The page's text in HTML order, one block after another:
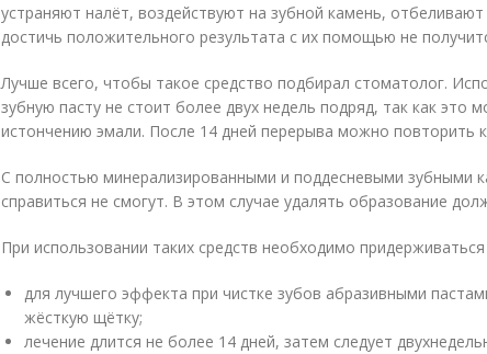
устраняют налёт, воздействуют на зубной камень,
достичь положительного результата с их помощью не
Лучше всего, чтобы такое средство подбирал стоматолог.
зубную пасту не стоит более двух недель подряд, так как это
истончению эмали. После 14 дней перерыва можно повторить
С полностью минерализированными и поддесневыми зубными
справиться не смогут. В этом случае удалять образование
При использовании таких средств необходимо
для лучшего эффекта при чистке зубов абразивными
жёсткую щётку;
лечение длится не более 14 дней, затем следует